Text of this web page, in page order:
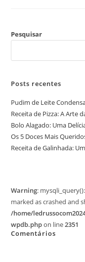
Pesquisar
Posts recentes
Pudim de Leite
Receita de Pizza: A Arte
Bolo Alagado: Uma
Os 5 Doces Mais
Receita de Galinhada:
Warning:
marked as crashed and
/home/
wpdb.phpon line2351
Comentários